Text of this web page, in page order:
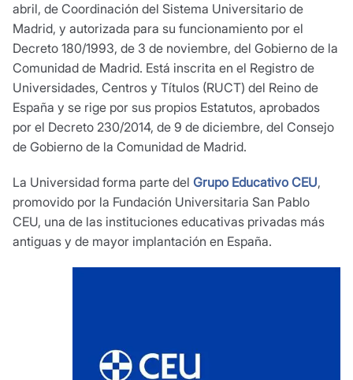
abril, de Coordinación del Sistema Universitario de
Madrid, y autorizada para su funcionamiento por el
Decreto 180/1993, de 3 de noviembre, del Gobierno de la
Comunidad de Madrid. Está inscrita en el Registro de
Universidades, Centros y Títulos (RUCT) del Reino de
España y se rige por sus propios Estatutos, aprobados
por el Decreto 230/2014, de 9 de diciembre, del Consejo
de Gobierno de la Comunidad de Madrid.
La Universidad forma parte del Grupo Educativo CEU,
promovido por la Fundación Universitaria San Pablo
CEU, una de las instituciones educativas privadas más
antiguas y de mayor implantación en España.